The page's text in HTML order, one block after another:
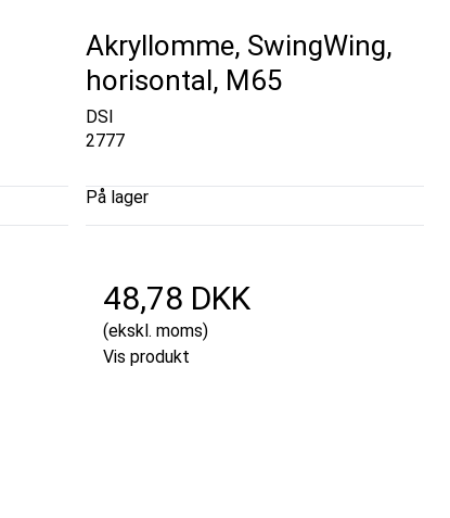
Akryllomme, SwingWing,
horisontal, M65
DSI
2777
På lager
48,78 DKK
(ekskl. moms)
Vis produkt